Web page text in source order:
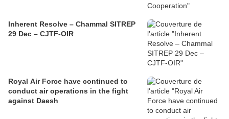
Inherent Resolve – Chammal SITREP
29 Dec – CJTF-OIR
Royal Air Force have continued to
conduct air operations in the fight
against Daesh